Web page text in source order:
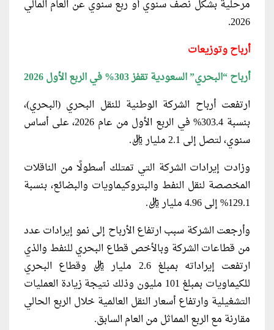
مرحلية بشكل نصف سنوي أو ربع سنوي عن العام المالي
2026.
أرباح وتوزيعات
أرباح “البحري” السعودية تقفز 303% في الربع الأول 2026
ارتفعت أرباح الشركة الوطنية للنقل البحري (البحري)،
بنسبة 303.4% في الربع الأول من عام 2026، على أساس
سنوي، لتصل إلى 2.1 مليار ريال.
وزادت إيرادات الشركة التي تمتلك أسطولًا من الناقلات
المخصصة لنقل النفط والبتروكيماويات والبضائع، بنسبة
129.1% إلى 4.96 مليار ريال.
وأرجعت الشركة سبب ارتفاع الأرباح إلى نمو إيرادات عدد
من قطاعات الشركة وبالأخص قطاع البحري للنفط والذي
ارتفعت إيراداته بمبلغ 2.6 مليار ريال وقطاع البحري
للكيماويات بمبلغ 101 مليون وذلك نتيجة زيادة العمليات
التشغيلية وارتفاع أسعار النقل العالمية خلال الربع الحالي
مقارنة مع الربع المماثل من العام السابق.